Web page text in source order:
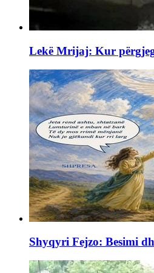
Lekë Mrijaj: Kur
Shyqyri Fejzo: Besimi